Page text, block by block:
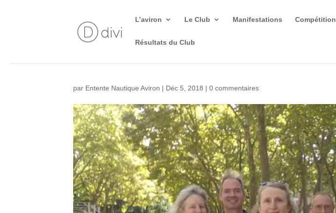
L’aviron Le Club Manifestations Compétition
Résultats du Club
par Entente Nautique Aviron | Déc 5, 2018 |0 commentaires